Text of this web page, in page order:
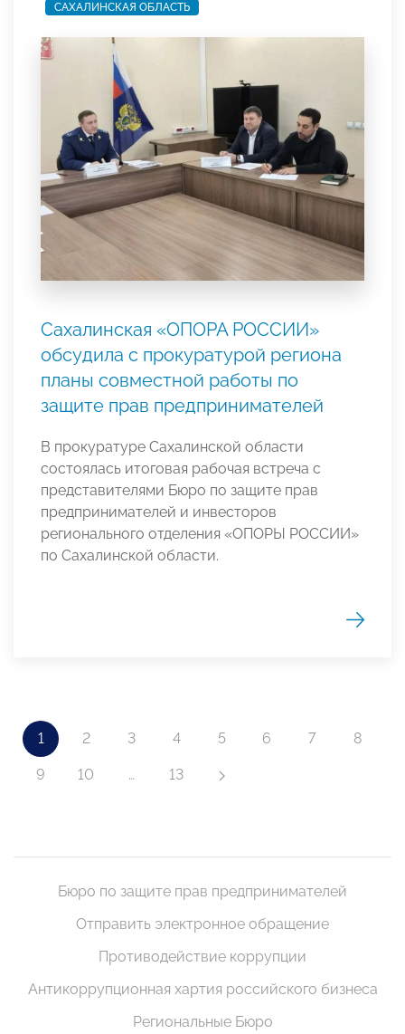
САХАЛИНСКАЯ ОБЛАСТЬ
Сахалинская «ОПОРА РОССИИ»
обсудила с прокуратурой региона
планы совместной работы по
защите прав предпринимателей
В прокуратуре Сахалинской области
состоялась итоговая рабочая встреча с
представителями Бюро по защите прав
предпринимателей и инвесторов
регионального отделения «ОПОРЫ РОССИИ»
по Сахалинской области.
1 2 3 4 5 6 7 8
9 10 … 13
Бюро по защите прав предпринимателей
Отправить электронное обращение
Противодействие коррупции
Антикоррупционная хартия российского бизнеса
Региональные Бюро